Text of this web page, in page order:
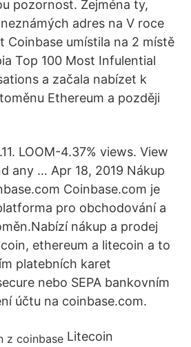
pozornost. Zejména ty,
adres na V roce
Coinbase umístila na 2 místě
Top 100 Most Infulential
a začala nabízet k
Ethereum a později
LOOM-4.37% views. View
any … Apr 18, 2019 Nákup
Coinbase.com je
pro obchodování a
nákup a prodej
ethereum a litecoin a to
platebních karet
nebo SEPA bankovním
účtu na coinbase.com.
Litecoin